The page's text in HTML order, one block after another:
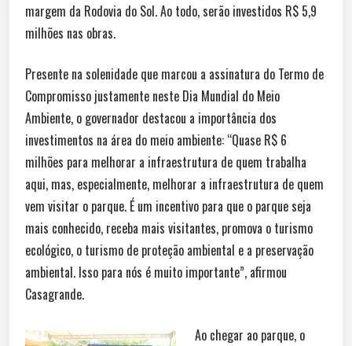
margem da Rodovia do Sol. Ao todo, serão investidos R$ 5,9
milhões nas obras.
Presente na solenidade que marcou a assinatura do Termo de
Compromisso justamente neste Dia Mundial do Meio
Ambiente, o governador destacou a importância dos
investimentos na área do meio ambiente: “Quase R$ 6
milhões para melhorar a infraestrutura de quem trabalha
aqui, mas, especialmente, melhorar a infraestrutura de quem
vem visitar o parque. É um incentivo para que o parque seja
mais conhecido, receba mais visitantes, promova o turismo
ecológico, o turismo de proteção ambiental e a preservação
ambiental. Isso para nós é muito importante”, afirmou
Casagrande.
Ao chegar ao parque, o